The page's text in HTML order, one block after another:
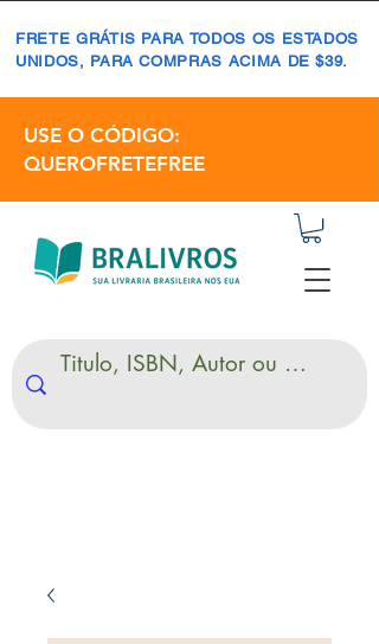
FRETE GRÁTIS PARA TODOS OS ESTADOS
UNIDOS, PARA COMPRAS ACIMA DE $39.
USE O CÓDIGO:
QUEROFRETEFREE